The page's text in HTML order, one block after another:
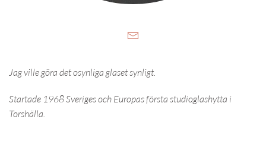
Jag ville göra det osynliga glaset synligt.
Startade 1968 Sveriges och Europas första studioglashytta i
Torshälla.